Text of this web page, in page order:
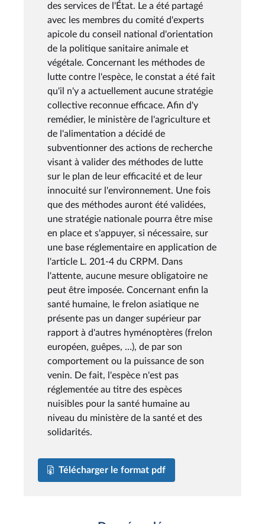
des services de l'État. Le a été partagé
avec les membres du comité d'experts
apicole du conseil national d'orientation
de la politique sanitaire animale et
végétale. Concernant les méthodes de
lutte contre l'espèce, le constat a été fait
qu'il n'y a actuellement aucune stratégie
collective reconnue efficace. Afin d'y
remédier, le ministère de l'agriculture et
de l'alimentation a décidé de
subventionner des actions de recherche
visant à valider des méthodes de lutte
sur le plan de leur efficacité et de leur
innocuité sur l'environnement. Une fois
que des méthodes auront été validées,
une stratégie nationale pourra être mise
en place et s'appuyer, si nécessaire, sur
une base réglementaire en application de
l'article L. 201-4 du CRPM. Dans
l'attente, aucune mesure obligatoire ne
peut être imposée. Concernant enfin la
santé humaine, le frelon asiatique ne
présente pas un danger supérieur par
rapport à d'autres hyménoptères (frelon
européen, guêpes, …), de par son
comportement ou la puissance de son
venin. De fait, l'espèce n'est pas
réglementée au titre des espèces
nuisibles pour la santé humaine au
niveau du ministère de la santé et des
solidarités.
Télécharger le format pdf